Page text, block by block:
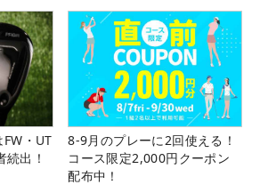
・UT
出！
8-9月のプレーに2回使える！
コース限定2,000円クーポン
配布中！